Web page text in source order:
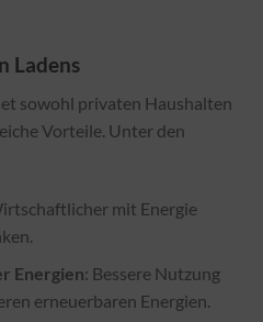
Ladens
sowohl privaten Haushalten
Vorteile. Unter den
mit Energie
Energien: Bessere Nutzung
erneuerbaren Energien.